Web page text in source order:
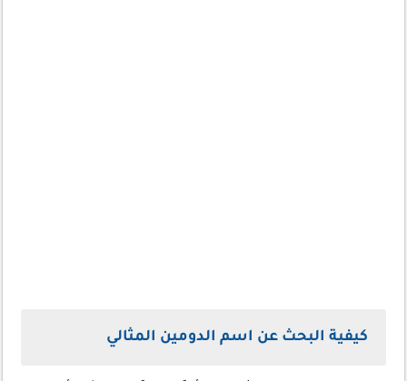
كيفية البحث عن اسم الدومين المثالي